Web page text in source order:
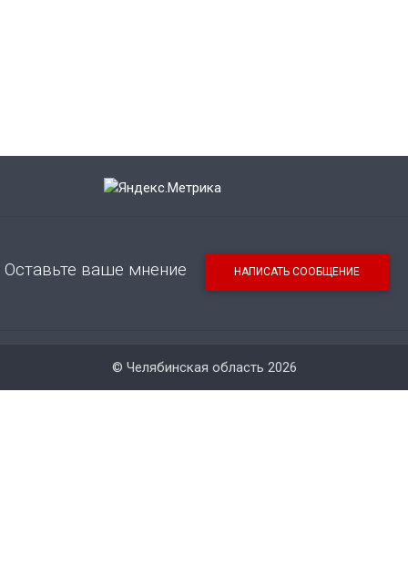
Оставьте ваше мнение НАПИСАТЬ СООБЩЕНИЕ
© Челябинская область 2026